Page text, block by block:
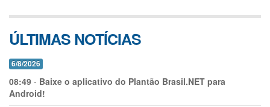
ÚLTIMAS NOTÍCIAS
6/8/2026
08:49 - Baixe o aplicativo do Plantão Brasil.NET para
Android!